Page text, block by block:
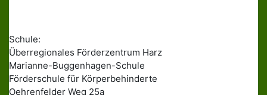
Schule:
Überregionales Förderzentrum Harz
Marianne-Buggenhagen-Schule
Förderschule für Körperbehinderte
Oehrenfelder Weg 25a